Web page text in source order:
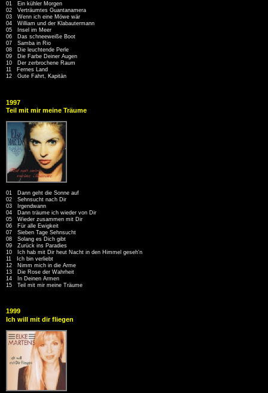
01 Ein kühler Morgen
02 Verträumtes Guantanamera
03 Wenn ich eine Möwe wär
04 William und der Klabautermann
05 Insel im Meer
06 Das schneeweiße Boot
07 Samba in Rio
08 Die leuchtende Perle
09 Die Farbe Deiner Augen
10 Der zerbrochene Raum
11 Fernes Land
12 Gute Fahrt, Kapitän
1997
Teil mit mir meine Träume
01 Dann geht die Sonne auf
02 Sehnsucht nach Dir
03 Irgendwann
04 Dann träume ich wieder von Dir
05 Wieder zusammen mit Dir
06 Für alle Ewigkeit
07 Sieben Tage Sehnsucht
08 Solang es Dich gibt
09 Zurück ins Paradies
10 Ich hab mit Dir heut Nacht in den Himmel geseh'n
11 Ich bin verliebt
12 Nimm mich in die Arme
13 Die Rose der Wahrheit
14 In Deinen Armen
15 Teil mit mir meine Träume
1999
Ich will mit dir fliegen